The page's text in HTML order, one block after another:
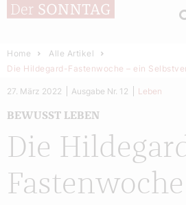
Home
Alle Artikel
Die Hildegard-Fastenwoche – ein
Die
BEWUSST LEBEN
27. März 2022 Ausgabe Nr. 12 Leben